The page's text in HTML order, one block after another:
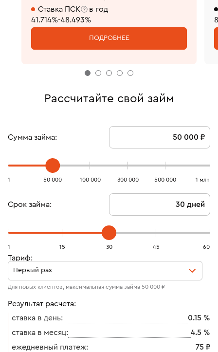
Ставка ПСК
в год
41.714%-48.493%
ПОДРОБНЕЕ
Рассчитайте свой займ
1 50 000 100 000 300 000 500 000 1 млн
Сумма займа:
1 15 30 45 60
Срок займа:
Тариф:
Первый раз
Для новых клиентов, максимальная сумма займа 50 000 ₽
Результат расчета:
cтавка в день:
0.15 %
ставка в месяц:
4.5 %
ежедневный платеж:
75 ₽